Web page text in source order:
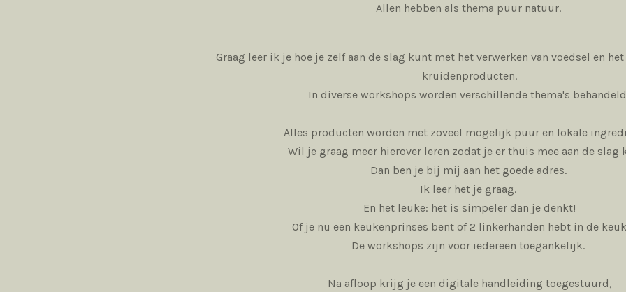
Allen hebben als thema puur natuur.
Graag leer ik je hoe je zelf aan de slag kunt met het verwerken van voedsel en
kruidenproducten.
In diverse workshops worden verschillende thema's
Alles producten worden met zoveel mogelijk puur en lokale
Wil je graag meer hierover leren zodat je er thuis mee aan de slag
Dan ben je bij mij aan het goede adres.
Ik leer het je graag.
En het leuke: het is simpeler dan je denkt!
Of je nu een keukenprinses bent of 2 linkerhanden hebt in de
De workshops zijn voor iedereen toegankelijk.
Na afloop krijg je een digitale handleiding toegestuurd,